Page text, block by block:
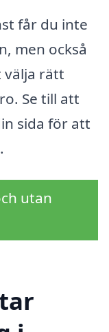
får du inte
men också
välja rätt
Se till att
sida för att
utan